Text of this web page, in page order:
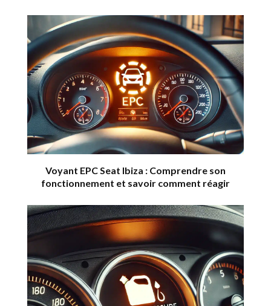
Voyant EPC Seat Ibiza : Comprendre son
fonctionnement et savoir comment réagir